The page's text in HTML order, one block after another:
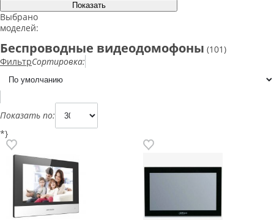
Выбрано
моделей:
Беспроводные видеодомофоны (101)
ФильтрСортировка:
Показать по:
*}